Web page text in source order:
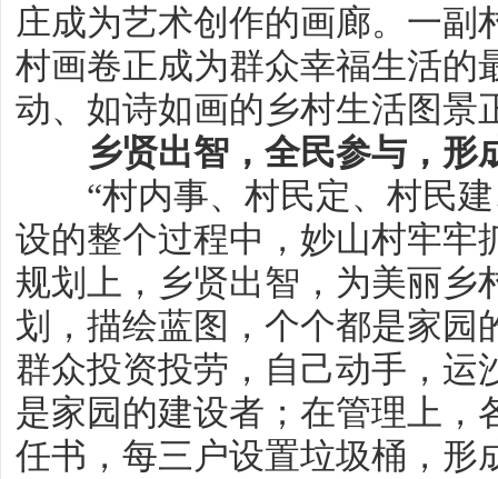
庄成为艺术创作的画廊。一副
村画卷正成为群众幸福生活的
动、如诗如画的乡村生活图景
乡贤出智，全民参与，形
“村内事、村民定、村民建
设的整个过程中，妙山村牢牢
规划上，乡贤出智，为美丽乡
划，描绘蓝图，个个都是家园
群众投资投劳，自己动手，运
是家园的建设者；在管理上，
任书，每三户设置垃圾桶，形